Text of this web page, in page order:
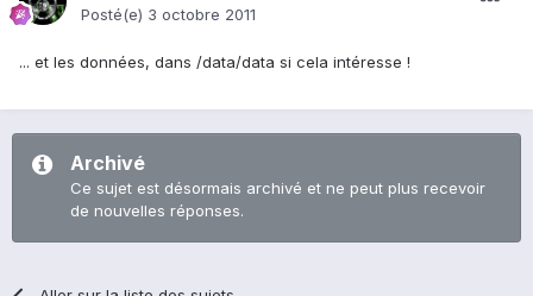
Posté(e) 3 octobre 2011
... et les données, dans /data/data si cela intéresse !
Archivé
Ce sujet est désormais archivé et ne peut plus recevoir
de nouvelles réponses.